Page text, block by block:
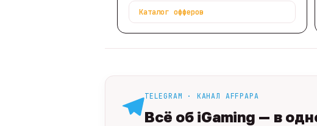
Каталог офферов
TELEGRAM · КАНАЛ AFFPAPA
Всё об iGaming — в